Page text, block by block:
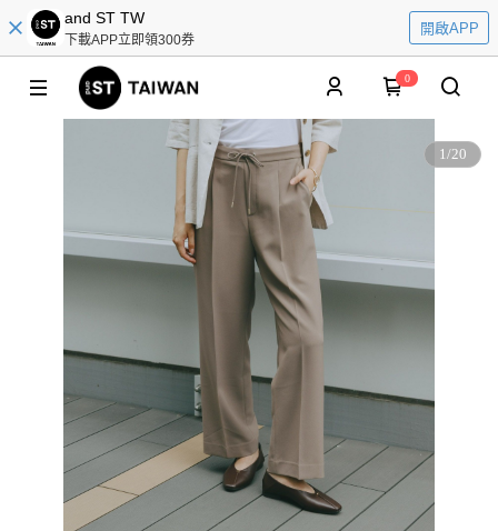
and ST TW
下載APP立即領300券
開啟APP
0
1/20